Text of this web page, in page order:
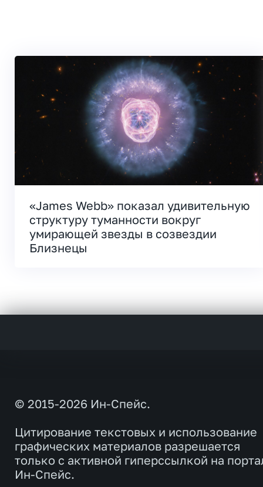
«James Webb» показал удивительную
структуру туманности вокруг
умирающей звезды в созвездии
Близнецы
© 2015-2026 Ин-Спейс.
Цитирование текстовых и использование
графических материалов разрешается
только с активной гиперссылкой на
Ин-Спейс.